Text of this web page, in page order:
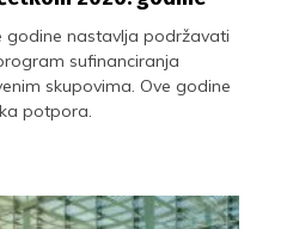
godine nastavlja podržavati
sufinanciranja
skupovima. Ove godine
potpora.